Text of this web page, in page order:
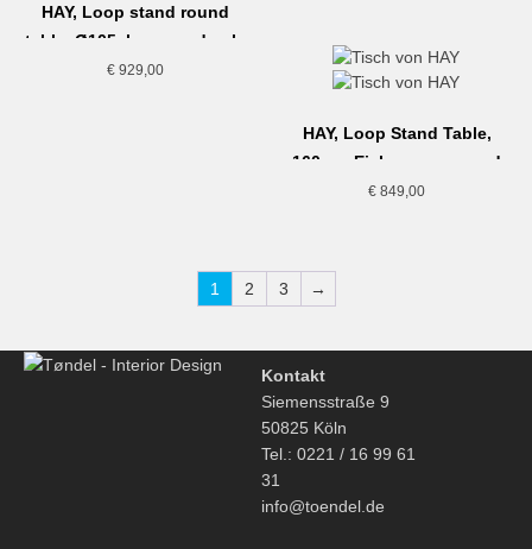
HAY, Loop stand round
table, Ø105, lacquered oak,
maroon red
€929,00
HAY, Loop Stand Table,
160cm, Eiche, maroon red
€ 849,00
1 2 3 →
Kontakt
Siemensstraße 9
50825 Köln
Tel.: 0221 / 16 99 61
31
info@toendel.de